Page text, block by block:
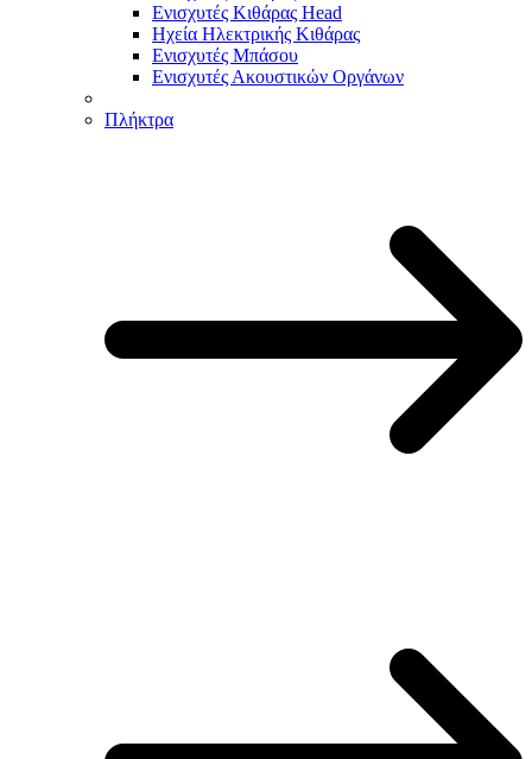
Ενισχυτές Κιθάρας Head
Ηχεία Ηλεκτρικής Κιθάρας
Ενισχυτές Μπάσου
Ενισχυτές Ακουστικών Οργάνων
Πλήκτρα